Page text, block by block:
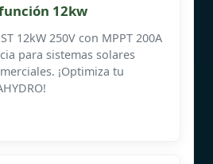
12kw
12kW 250V con MPPT 200A
para sistemas solares
¡Optimiza tu